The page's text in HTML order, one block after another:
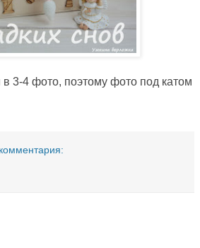
в 3-4 фото, поэтому фото под катом